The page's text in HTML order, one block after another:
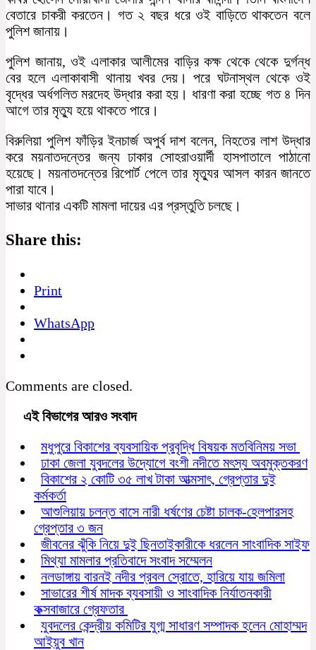
বেতারে চাকরী করতেন। গত ২ বছর ধরে ওই বাড়িতে থাকতেন বলে
পুলিশ জানায়।
পুলিশ জানায়, ওই এলাকার আলীমের বাড়ির কক্ষ থেকে থেকে দুর্গন্ধ
বের হলে এলাকাবাসী থানায় খবর দেয়। পরে ঘটনাস্থল থেকে ওই
বৃদ্ধের অর্ধগলিত মরদেহ উদ্ধার করা হয়। ধারণা করা হচ্ছে গত ৪ দিন
আগে তার মৃত্যু হয়ে থাকতে পারে।
বিরুলিয়া পুলিশ ফাঁড়ির ইনচার্জ অপুর্ব দাশ বলেন, নিহতের লাশ উদ্ধার
করে ময়নাতদন্তের জন্য ঢাকার সোহরাওয়ার্দী হাসপাতালে পাঠানো
হয়েছে। ময়নাতদন্তের রিপোর্ট পেলে তার মৃত্যুর আসল কারন জানতে
পারা যাবে।
সাভার থানার একটি মামলা দায়ের এর প্রস্তুতি চলছে।
Share this:
Print
WhatsApp
Comments are closed.
এই বিভাগের আরও সংবাদ
মধুপুরে বিকাশের ব্যবসায়িক প্রবৃদ্ধি বিষয়ক মতবিনিময় সভা
ঢাকা জেলা যুবদলের উদ্যোগে বংশী নদীতে মৎস্য অবমুক্তকরণ
বিকাশের ২ কোটি ৩৫ লাখ টাকা আত্মসাৎ, গ্রেপ্তার দুই
কর্মকর্তা
আশুলিয়ায় চলন্ত বাসে নারী ধর্ষণের চেষ্টা চালক-হেলপারসহ
গ্রেপ্তার ৩ জন
জীবনের ঝুঁকি নিয়ে দুই ছিনতাইকারীকে ধরলেন সাংবাদিক সাইফ
মিথ্যা মামলার প্রতিবাদে সংবাদ সম্মেলন
নলডাঙ্গায় বারনই নদীর প্রবল স্রোতে, হারিয়ে যায় জমিলা
সাভারের শীর্ষ মাদক ব্যবসায়ী ও সাংবাদিক নির্যাতনকারী
কক্সবাজারে গ্রেফতার
যুবদলের কেন্দ্রীয় কমিটির যুগ্ম সাধারণ সম্পাদক হলেন মোহাম্মদ
আইয়ুব খান